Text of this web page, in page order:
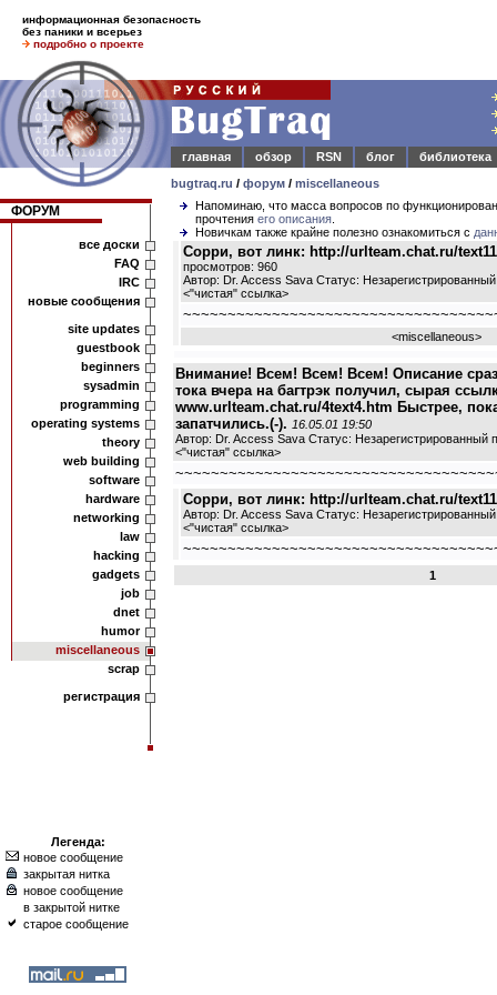
информационная безопасность
без паники и всерьез
подробно о проекте
главная обзор RSN блог
библиотека
bugtraq.ru / форум / miscellaneous
ФОРУМ
все доски
FAQ
IRC
новые сообщения
site updates
guestbook
beginners
sysadmin
programming
operating systems
theory
web building
software
hardware
networking
law
hacking
gadgets
job
dnet
humor
miscellaneous
scrap
регистрация
Легенда:
новое сообщение
закрытая нитка
новое сообщение
в закрытой нитке
старое сообщение
Напоминаю, что масса вопросов по
прочтения его описания
Новичкам также крайне полезно ознакомиться с
Сорри, вот линк: http://urlteam.chat.ru/
просмотров: 960
Автор: Dr. Access Sava Статус:
<"чистая" ссылка>
<miscellaneous>
Внимание! Всем! Всем! Всем! Описание
тока вчера на багтрэк получил, сырая
www.urlteam.chat.ru/4text4.htm Быстрее,
запатчились.(-). 16.05.01 19:50
Автор: Dr. Access Sava Статус: Незарегистрированный
<"чистая" ссылка>
Сорри, вот линк: http://urlteam.chat.ru/
Автор: Dr. Access Sava Статус:
<"чистая" ссылка>
1